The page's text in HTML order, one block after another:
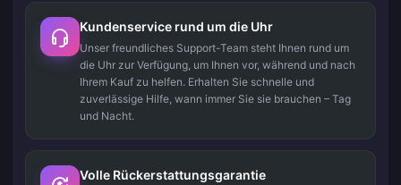
Kundenservice rund um die Uhr
Unser freundliches Support-Team steht Ihnen rund um
die Uhr zur Verfügung, um Ihnen vor, während und nach
Ihrem Kauf zu helfen. Erhalten Sie schnelle und
zuverlässige Hilfe, wann immer Sie sie brauchen – Tag
und Nacht.
Volle Rückerstattungsgarantie